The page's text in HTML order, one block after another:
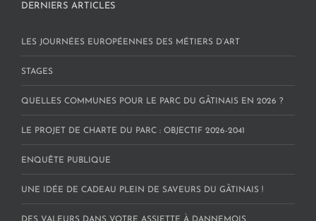
DERNIERS ARTICLES
LES JOURNÉES EUROPÉENNES DES MÉTIERS D’ART
STAGES
QUELLES COMMUNES POUR LE PARC DU GÂTINAIS EN 2026 ?
LE PROJET DE CHARTE DU PARC : OBJECTIF 2026-2041
ENQUÊTE PUBLIQUE
UNE IDÉE DE CADEAU PLEIN DE SAVEURS DU GÂTINAIS !